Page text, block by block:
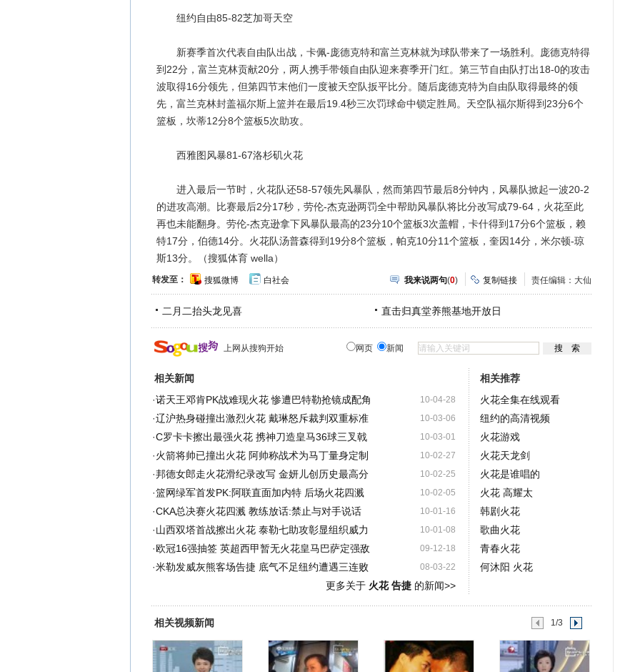
纽约自由85-82芝加哥天空
新赛季首次代表自由队出战，卡佩-庞德克特和富兰克林就为球队带来了一场胜利。庞德克特得
到22分，富兰克林贡献20分，两人携手带领自由队迎来赛季开门红。第三节自由队打出18-0的攻击
波取得16分领先，但第四节末他们一度被天空队扳平比分。随后庞德克特为自由队取得最终的领
先，富兰克林封盖福尔斯上篮并在最后19.4秒三次罚球命中锁定胜局。天空队福尔斯得到23分6个
篮板，坎蒂12分8个篮板5次助攻。
西雅图风暴81-67洛杉矶火花
进入最后一节时，火花队还58-57领先风暴队，然而第四节最后8分钟内，风暴队掀起一波20-2
的进攻高潮。比赛最后2分17秒，劳伦-杰克逊两罚全中帮助风暴队将比分改写成79-64，火花至此
再也未能翻身。劳伦-杰克逊拿下风暴队最高的23分10个篮板3次盖帽，卡什得到17分6个篮板，赖
特17分，伯德14分。火花队汤普森得到19分8个篮板，帕克10分11个篮板，奎因14分，米尔顿-琼
斯13分。（搜狐体育 wella）
转发至： 搜狐微博 白社会 我来说两句(0) 复制链接 责任编辑：大仙
二月二抬头龙见喜 直击归真堂养熊基地开放日
上网从搜狗开始 网页 新闻
相关新闻
10-04-28
·诺天王邓肯PK战难现火花 惨遭巴特勒抢镜成配角
10-03-06
·辽沪热身碰撞出激烈火花 戴琳怒斥裁判双重标准
10-03-01
·C罗卡卡擦出最强火花 携神刀造皇马36球三叉戟
10-02-27
·火箭将帅已撞出火花 阿帅称战术为马丁量身定制
10-02-25
·邦德女郎走火花滑纪录改写 金妍儿创历史最高分
10-02-05
·篮网绿军首发PK:阿联直面加内特 后场火花四溅
10-01-16
·CKA总决赛火花四溅 教练放话:禁止与对手说话
10-01-08
·山西双塔首战擦出火花 泰勒七助攻彰显组织威力
09-12-18
·欧冠16强抽签 英超西甲暂无火花皇马巴萨定强敌
08-03-22
·米勒发威灰熊客场告捷 底气不足纽约遭遇三连败
更多关于 火花 告捷的新闻>>
相关推荐
火花全集在线观看
纽约的高清视频
火花游戏
火花天龙剑
火花是谁唱的
火花 高耀太
韩剧火花
歌曲火花
青春火花
何沐阳 火花
相关视频新闻 1/3